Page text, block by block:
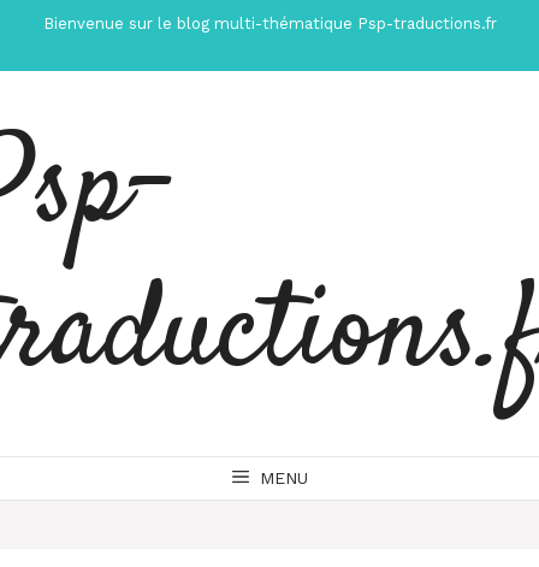
contenu
Bienvenue sur le blog multi-thématique Psp-traductions.fr
MENU